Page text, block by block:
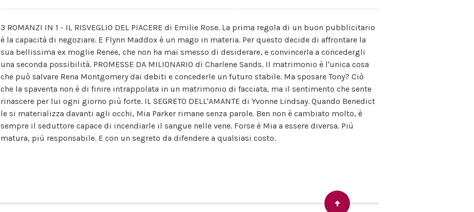
3 ROMANZI IN 1 - IL RISVEGLIO DEL PIACERE di Emilie Rose. La prima regola di un buon pubblicitario
è la capacità di negoziare. E Flynn Maddox è un mago in materia. Per questo decide di affrontare la
sua bellissima ex moglie Renee, che non ha mai smesso di desiderare, e convincerla a concedergli
una seconda possibilità. PROMESSE DA MILIONARIO di Charlene Sands. Il matrimonio è l'unica cosa
che può salvare Rena Montgomery dai debiti e concederle un futuro stabile. Ma sposare Tony? Ciò
che la spaventa non è di finire intrappolata in un matrimonio di facciata, ma il sentimento che sente
rinascere per lui ogni giorno più forte. IL SEGRETO DELL'AMANTE di Yvonne Lindsay. Quando Benedict
le si materializza davanti agli occhi, Mia Parker rimane senza parole. Ben non è cambiato molto, è
sempre il seduttore capace di incendiarle il sangue nelle vene. Forse è Mia a essere diversa. Più
matura, più responsabile. E con un segreto da difendere a qualsiasi costo.